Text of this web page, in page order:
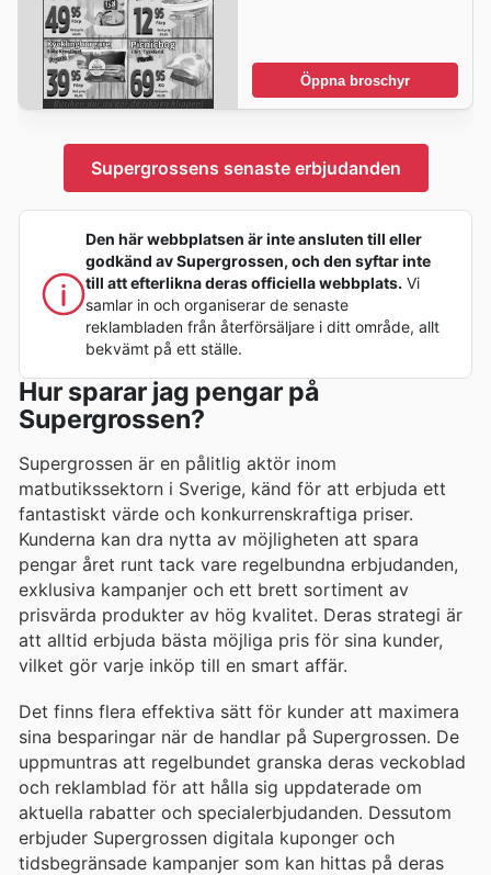
Öppna broschyr
Supergrossens senaste erbjudanden
Den här webbplatsen är inte ansluten till eller
godkänd av Supergrossen, och den syftar inte
till att efterlikna deras officiella webbplats. Vi
samlar in och organiserar de senaste
reklambladen från återförsäljare i ditt område, allt
bekvämt på ett ställe.
Hur sparar jag pengar på
Supergrossen?
Supergrossen är en pålitlig aktör inom
matbutikssektorn i Sverige, känd för att erbjuda ett
fantastiskt värde och konkurrenskraftiga priser.
Kunderna kan dra nytta av möjligheten att spara
pengar året runt tack vare regelbundna erbjudanden,
exklusiva kampanjer och ett brett sortiment av
prisvärda produkter av hög kvalitet. Deras strategi är
att alltid erbjuda bästa möjliga pris för sina kunder,
vilket gör varje inköp till en smart affär.
Det finns flera effektiva sätt för kunder att maximera
sina besparingar när de handlar på Supergrossen. De
uppmuntras att regelbundet granska deras veckoblad
och reklamblad för att hålla sig uppdaterade om
aktuella rabatter och specialerbjudanden. Dessutom
erbjuder Supergrossen digitala kuponger och
tidsbegränsade kampanjer som kan hittas på deras